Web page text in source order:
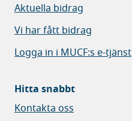
Aktuella bidrag
Vi har fått bidrag
Logga in i MUCF:s e-tjänst
Hitta snabbt
Kontakta oss